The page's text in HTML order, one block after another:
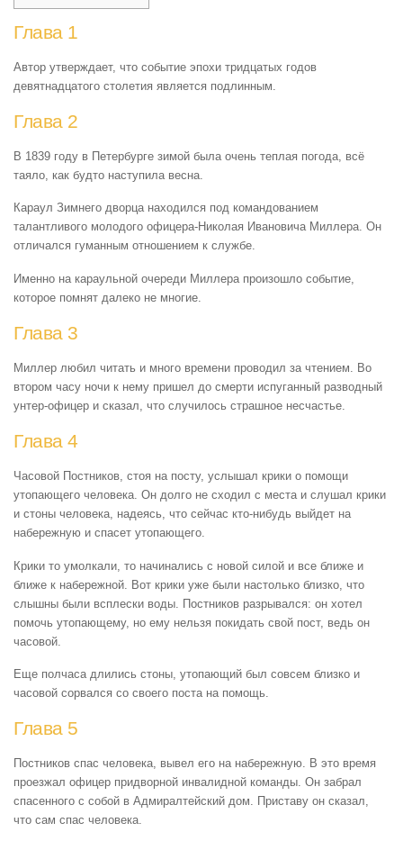
Глава 1
Автор утверждает, что событие эпохи тридцатых годов
девятнадцатого столетия является подлинным.
Глава 2
В 1839 году в Петербурге зимой была очень теплая погода, всё
таяло, как будто наступила весна.
Караул Зимнего дворца находился под командованием
талантливого молодого офицера-Николая Ивановича Миллера. Он
отличался гуманным отношением к службе.
Именно на караульной очереди Миллера произошло событие,
которое помнят далеко не многие.
Глава 3
Миллер любил читать и много времени проводил за чтением. Во
втором часу ночи к нему пришел до смерти испуганный разводный
унтер-офицер и сказал, что случилось страшное несчастье.
Глава 4
Часовой Постников, стоя на посту, услышал крики о помощи
утопающего человека. Он долго не сходил с места и слушал крики
и стоны человека, надеясь, что сейчас кто-нибудь выйдет на
набережную и спасет утопающего.
Крики то умолкали, то начинались с новой силой и все ближе и
ближе к набережной. Вот крики уже были настолько близко, что
слышны были всплески воды. Постников разрывался: он хотел
помочь утопающему, но ему нельзя покидать свой пост, ведь он
часовой.
Еще полчаса длились стоны, утопающий был совсем близко и
часовой сорвался со своего поста на помощь.
Глава 5
Постников спас человека, вывел его на набережную. В это время
проезжал офицер придворной инвалидной команды. Он забрал
спасенного с собой в Адмиралтейский дом. Приставу он сказал,
что сам спас человека.